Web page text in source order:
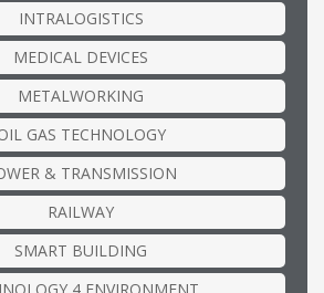
INTRALOGISTICS
MEDICAL DEVICES
METALWORKING
GAS TECHNOLOGY
& TRANSMISSION
RAILWAY
SMART BUILDING
4 ENVIRONMENT